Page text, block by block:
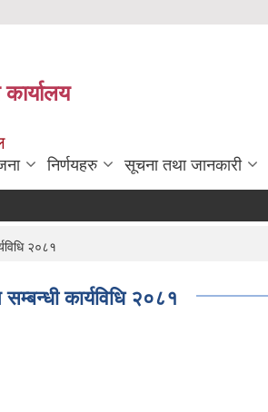
निर्णयहरु सूचना तथा जानकारी
२०८१
कार्यविधि २०८१